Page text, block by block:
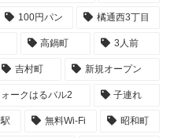
100円パン 橘通西3丁目
高鍋町 3人前
吉村町 新規オープン
ークはるバル2 子連れ
無料Wi-Fi 昭和町